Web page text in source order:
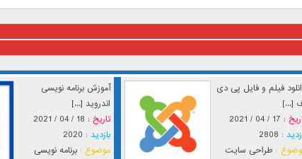
آموزش برنامه نویسی
اندروید [...]
تاریخ : 18 / 04 / 2021
بازدید : 2020
موضوع :برنامه نویسی
فیلم و فایل پی دی
[...]
:
17 / 04 / 2021
:
2808
: طراحی سایت